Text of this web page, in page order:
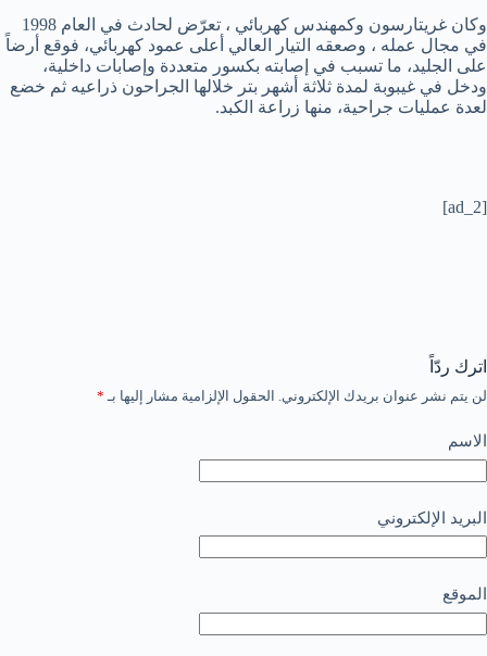
وكان غريتارسون وكمهندس كهربائي ، تعرّض لحادث في العام 1998
في مجال عمله ، وصعقه التيار العالي أعلى عمود كهربائي، فوقع أرضاً
على الجليد، ما تسبب في إصابته بكسور متعددة وإصابات داخلية،
ودخل في غيبوبة لمدة ثلاثة أشهر بتر خلالها الجراحون ذراعيه ثم خضع
لعدة عمليات جراحية، منها زراعة الكبد.
[ad_2]
اترك ردّاً
لن يتم نشر عنوان بريدك الإلكتروني. الحقول الإلزامية مشار إليها بـ *
الاسم
البريد الإلكتروني
الموقع